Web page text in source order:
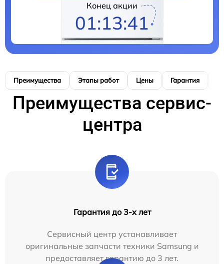
Конец акции
01:13:40
Преимущества Этапы работ Цены Гарантия
Преимущества сервис-
центра
Гарантия до 3-х лет
Сервисный центр устанавливает
оригинальные запчасти техники Samsung и
предоставляет гарантию до 3 лет.